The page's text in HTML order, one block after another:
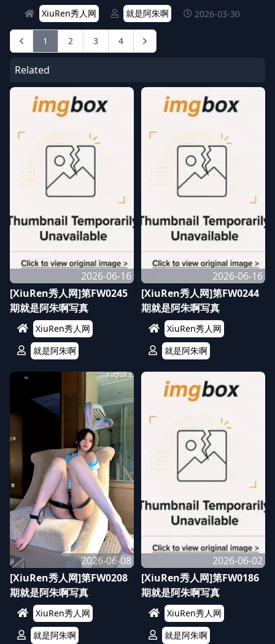
XiuRen秀人网 就是阿朱啊 2026-03-30
1 2 3 4
Related
2026-06-16
[XiuRen秀人网]第FW0245
期就是阿朱啊写真
XiuRen秀人网
就是阿朱啊
2026-06-16
[XiuRen秀人网]第FW0244
期就是阿朱啊写真
XiuRen秀人网
就是阿朱啊
2026-06-08
[XiuRen秀人网]第FW0208
期就是阿朱啊写真
XiuRen秀人网
就是阿朱啊
2026-06-02
[XiuRen秀人网]第FW0186
期就是阿朱啊写真
XiuRen秀人网
就是阿朱啊